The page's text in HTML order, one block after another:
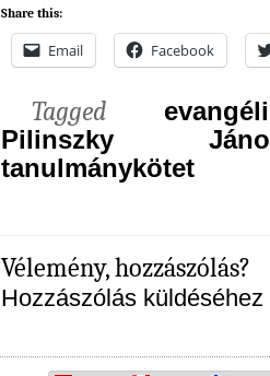
Share this:
Email Facebook
Tagged
Pilinszky
tanulmánykötet
Vélemény, hozzászólás?
Hozzászólás küldéséhez